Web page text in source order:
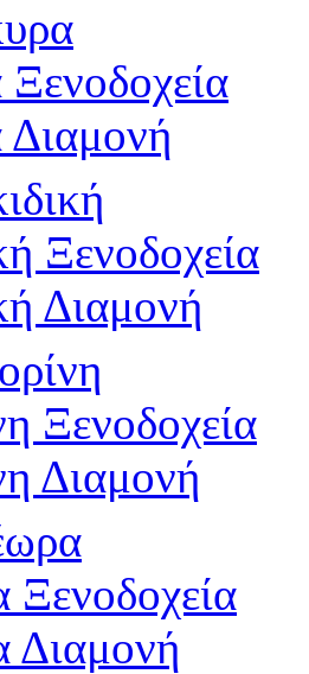
Ξενοδοχεία
Διαμονή
Ξενοδοχεία
Διαμονή